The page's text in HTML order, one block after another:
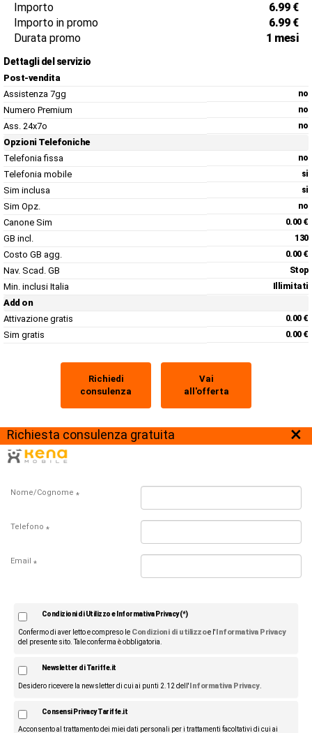
Importo
6.99 €
Importo in promo
6.99 €
Durata promo
1 mesi
Dettagli del servizio
Post-vendita
Assistenza 7gg
no
Numero Premium no
Ass. 24x7o no
Opzioni Telefoniche
Telefonia fissa
no
Telefonia mobile si
Sim inclusa si
Sim Opz. no
Canone Sim 0.00 €
GB incl. 130
Costo GB agg. 0.00 €
Nav. Scad. GB Stop
Min. inclusi Italia Illimitati
Add on
Attivazione gratis
0.00 €
Sim gratis 0.00 €
Richiedi
consulenza
Vai
all'offerta
×
Richiesta consulenza gratuita
Nome/Cognome *
Telefono *
Email *
Condizioni di Utilizzo e Informativa Privacy (*)
Confermo di aver letto e compreso le Condizioni di utilizzoe l' Informativa Privacy
del presente sito. Tale conferma è obbligatoria.
Newsletter di Tariffe.it
Desidero ricevere la newsletter di cui ai punti 2.12 dell' Informativa Privacy.
Consensi Privacy Tariffe.it
Acconsento al trattamento dei miei dati personali per i trattamenti facoltativi di cui ai